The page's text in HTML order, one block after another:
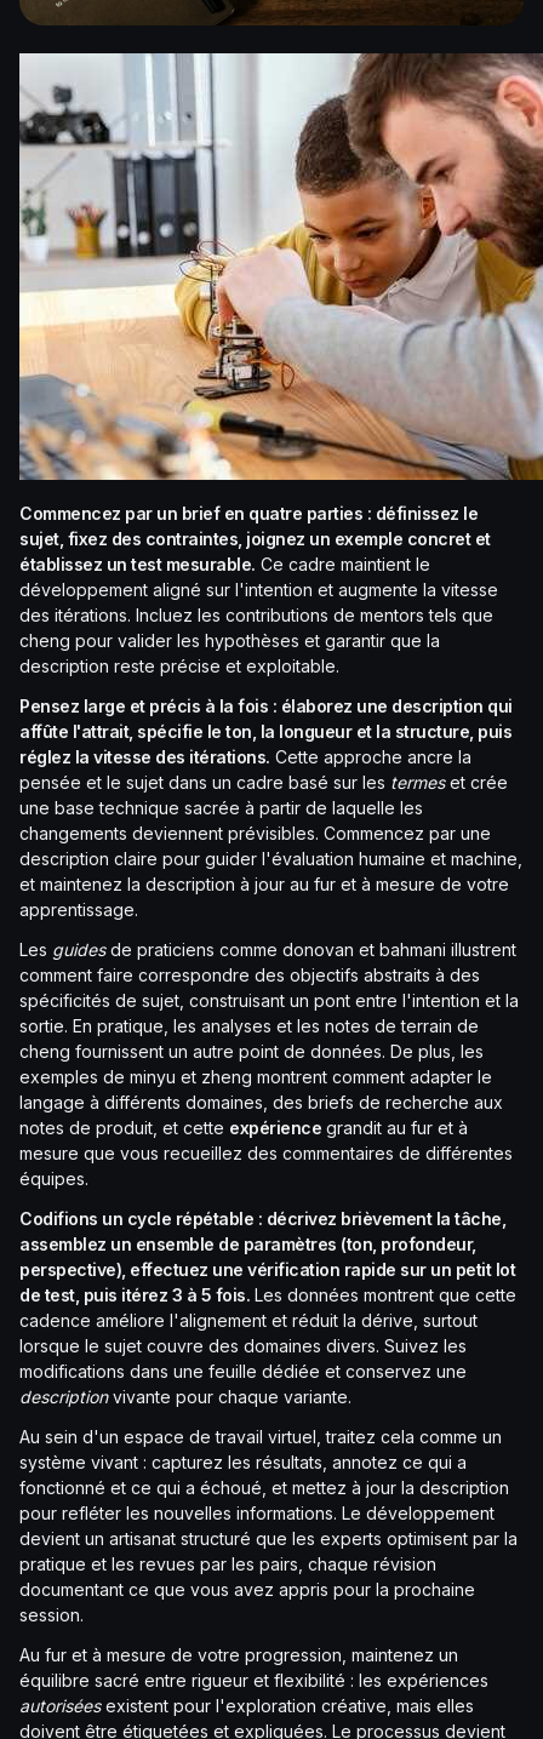
Commencez par un brief en quatre parties : définissez le
sujet, fixez des contraintes, joignez un exemple concret et
établissez un test mesurable. Ce cadre maintient le
développement aligné sur l'intention et augmente la vitesse
des itérations. Incluez les contributions de mentors tels que
cheng pour valider les hypothèses et garantir que la
description reste précise et exploitable.
Pensez large et précis à la fois : élaborez une description qui
affûte l'attrait, spécifie le ton, la longueur et la structure, puis
réglez la vitesse des itérations. Cette approche ancre la
pensée et le sujet dans un cadre basé sur les termeset crée
une base technique sacrée à partir de laquelle les
changements deviennent prévisibles. Commencez par une
description claire pour guider l'évaluation humaine et machine,
et maintenez la description à jour au fur et à mesure de votre
apprentissage.
Les guidesde praticiens comme donovan et bahmani illustrent
comment faire correspondre des objectifs abstraits à des
spécificités de sujet, construisant un pont entre l'intention et la
sortie. En pratique, les analyses et les notes de terrain de
cheng fournissent un autre point de données. De plus, les
exemples de minyu et zheng montrent comment adapter le
langage à différents domaines, des briefs de recherche aux
notes de produit, et cette expérience grandit au fur et à
mesure que vous recueillez des commentaires de différentes
équipes.
Codifions un cycle répétable : décrivez brièvement la tâche,
assemblez un ensemble de paramètres (ton, profondeur,
perspective), effectuez une vérification rapide sur un petit lot
de test, puis itérez 3 à 5 fois. Les données montrent que cette
cadence améliore l'alignement et réduit la dérive, surtout
lorsque le sujet couvre des domaines divers. Suivez les
modifications dans une feuille dédiée et conservez une
descriptionvivante pour chaque variante.
Au sein d'un espace de travail virtuel, traitez cela comme un
système vivant : capturez les résultats, annotez ce qui a
fonctionné et ce qui a échoué, et mettez à jour la description
pour refléter les nouvelles informations. Le développement
devient un artisanat structuré que les experts optimisent par la
pratique et les revues par les pairs, chaque révision
documentant ce que vous avez appris pour la prochaine
session.
Au fur et à mesure de votre progression, maintenez un
équilibre sacré entre rigueur et flexibilité : les expériences
autoriséesexistent pour l'exploration créative, mais elles
doivent être étiquetées et expliquées. Le processus devient